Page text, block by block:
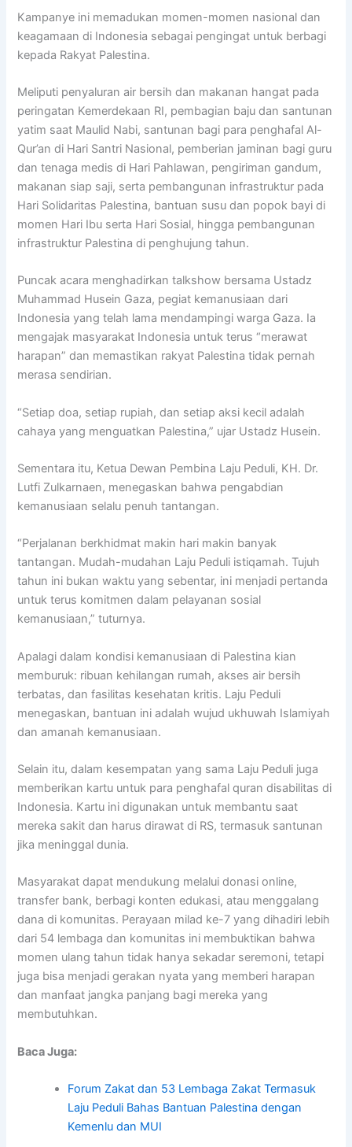
Kampanye ini memadukan momen-momen nasional dan
keagamaan di Indonesia sebagai pengingat untuk berbagi
kepada Rakyat Palestina.
Meliputi penyaluran air bersih dan makanan hangat pada
peringatan Kemerdekaan RI, pembagian baju dan santunan
yatim saat Maulid Nabi, santunan bagi para penghafal Al-
Qur’an di Hari Santri Nasional, pemberian jaminan bagi guru
dan tenaga medis di Hari Pahlawan, pengiriman gandum,
makanan siap saji, serta pembangunan infrastruktur pada
Hari Solidaritas Palestina, bantuan susu dan popok bayi di
momen Hari Ibu serta Hari Sosial, hingga pembangunan
infrastruktur Palestina di penghujung tahun.
Puncak acara menghadirkan talkshow bersama Ustadz
Muhammad Husein Gaza, pegiat kemanusiaan dari
Indonesia yang telah lama mendampingi warga Gaza. Ia
mengajak masyarakat Indonesia untuk terus “merawat
harapan” dan memastikan rakyat Palestina tidak pernah
merasa sendirian.
“Setiap doa, setiap rupiah, dan setiap aksi kecil adalah
cahaya yang menguatkan Palestina,” ujar Ustadz Husein.
Sementara itu, Ketua Dewan Pembina Laju Peduli, KH. Dr.
Lutfi Zulkarnaen, menegaskan bahwa pengabdian
kemanusiaan selalu penuh tantangan.
“Perjalanan berkhidmat makin hari makin banyak
tantangan. Mudah-mudahan Laju Peduli istiqamah. Tujuh
tahun ini bukan waktu yang sebentar, ini menjadi pertanda
untuk terus komitmen dalam pelayanan sosial
kemanusiaan,” tuturnya.
Apalagi dalam kondisi kemanusiaan di Palestina kian
memburuk: ribuan kehilangan rumah, akses air bersih
terbatas, dan fasilitas kesehatan kritis. Laju Peduli
menegaskan, bantuan ini adalah wujud ukhuwah Islamiyah
dan amanah kemanusiaan.
Selain itu, dalam kesempatan yang sama Laju Peduli juga
memberikan kartu untuk para penghafal quran disabilitas di
Indonesia. Kartu ini digunakan untuk membantu saat
mereka sakit dan harus dirawat di RS, termasuk santunan
jika meninggal dunia.
Masyarakat dapat mendukung melalui donasi online,
transfer bank, berbagi konten edukasi, atau menggalang
dana di komunitas. Perayaan milad ke-7 yang dihadiri lebih
dari 54 lembaga dan komunitas ini membuktikan bahwa
momen ulang tahun tidak hanya sekadar seremoni, tetapi
juga bisa menjadi gerakan nyata yang memberi harapan
dan manfaat jangka panjang bagi mereka yang
membutuhkan.
Baca Juga:
Forum Zakat dan 53 Lembaga Zakat Termasuk
Laju Peduli Bahas Bantuan Palestina dengan
Kemenlu dan MUI